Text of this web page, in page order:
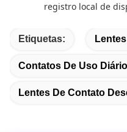
registro local de
Etiquetas:
Contatos De Uso Diário
Lentes De Contato